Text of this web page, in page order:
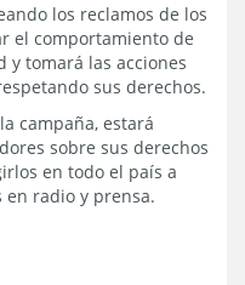
los reclamos de los
el comportamiento de
y tomará las acciones
sus derechos.
campaña, estará
sobre sus derechos
en todo el país a
en radio y prensa.